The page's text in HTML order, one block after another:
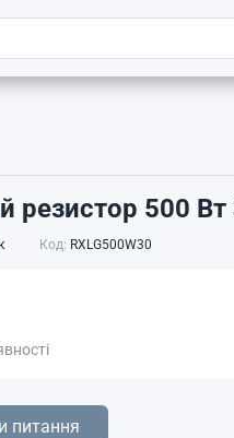
резистор 500
Код: RXLG500W30
питання